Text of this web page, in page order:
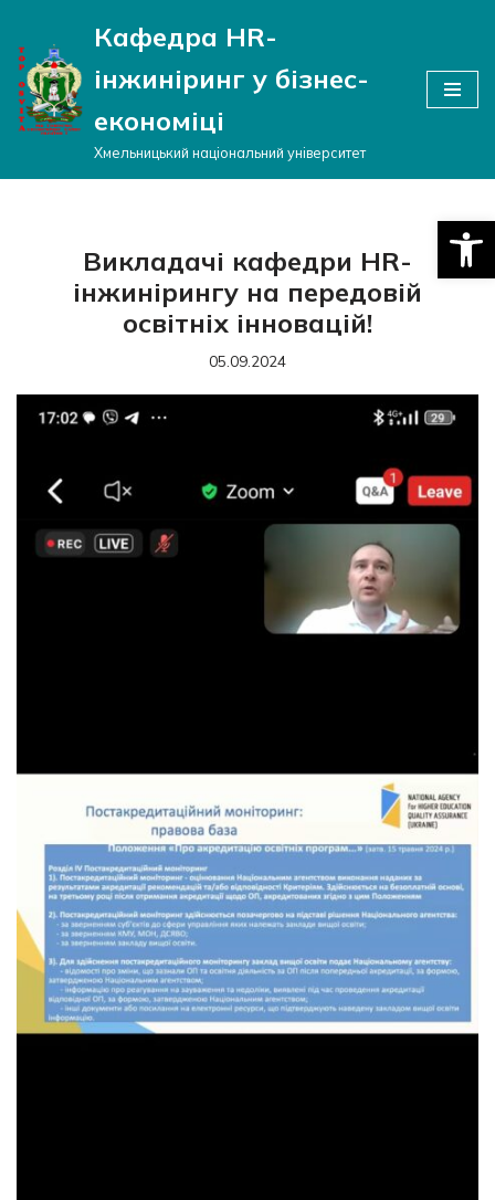
Перейти
до
вмісту
Кафедра HR-
інжиніринг у бізнес-
економіці
Хмельницький національний університет
Викладачі кафедри HR-
інжинірингу на передовій
освітніх інновацій!
05.09.2024